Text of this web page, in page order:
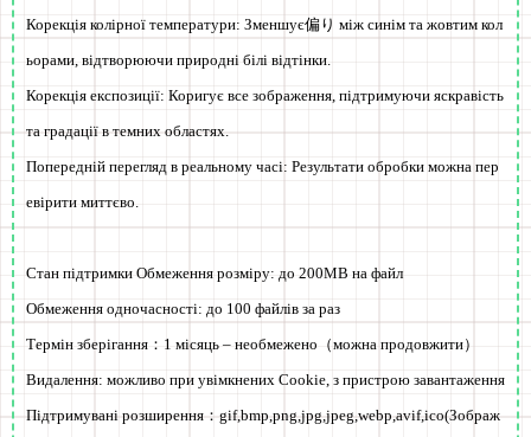
Корекція колірної температури: Зменшує偏り між синім та жовтим кол
ьорами, відтворюючи природні білі відтінки.
Корекція експозиції: Коригує все зображення, підтримуючи яскравість
та градації в темних областях.
Попередній перегляд в реальному часі: Результати обробки можна пер
евірити миттєво.
Стан підтримки Обмеження розміру: до 200MB на файл
Обмеження одночасності: до 100 файлів за раз
Термін зберігання： 1 місяць – необмежено （можна продовжити）
Видалення: можливо при увімкнених Cookie, з пристрою завантаження
Підтримувані розширення： gif,bmp,png,jpg,jpeg,webp,avif,ico(Зображ